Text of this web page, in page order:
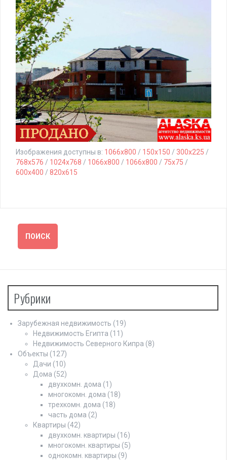
Изображения доступны в: 1066x800 / 150x150 / 300x225 /
768x576 / 1024x768 / 1066x800 / 1066x800 / 75x75 /
600x400 / 820x615
Рубрики
Зарубежная недвижимость (19)
Недвижимость Египта (11)
Недвижимость Северного Кипра (8)
Объекты (127)
Дачи (10)
Дома (52)
двухкомн. дома (1)
многокомн. дома (18)
трехкомн. дома (18)
часть дома (2)
Квартиры (42)
двухкомн. квартиры (16)
многокомн. квартиры (5)
однокомн. квартиры (9)